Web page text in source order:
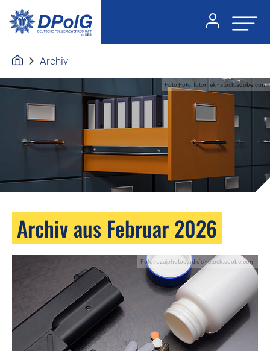
Archiv
Foto:Foto: fotomek - stock.adobe.com
Archiv aus Februar 2026
Foto:rozaiphotostudio's - stock.adobe.com